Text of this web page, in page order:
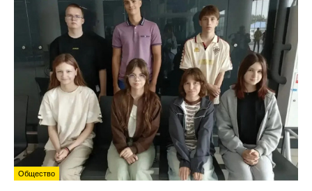
Общество